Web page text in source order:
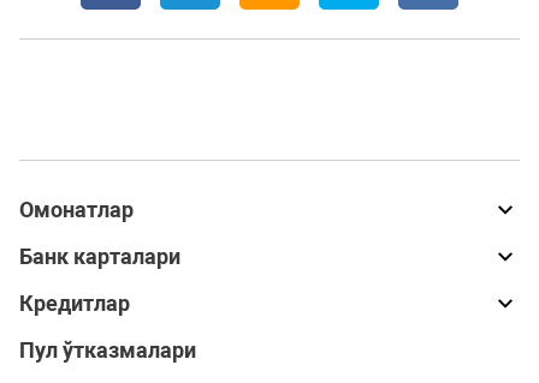
Омонатлар
Банк карталари
Кредитлар
Пул ўтказмалари